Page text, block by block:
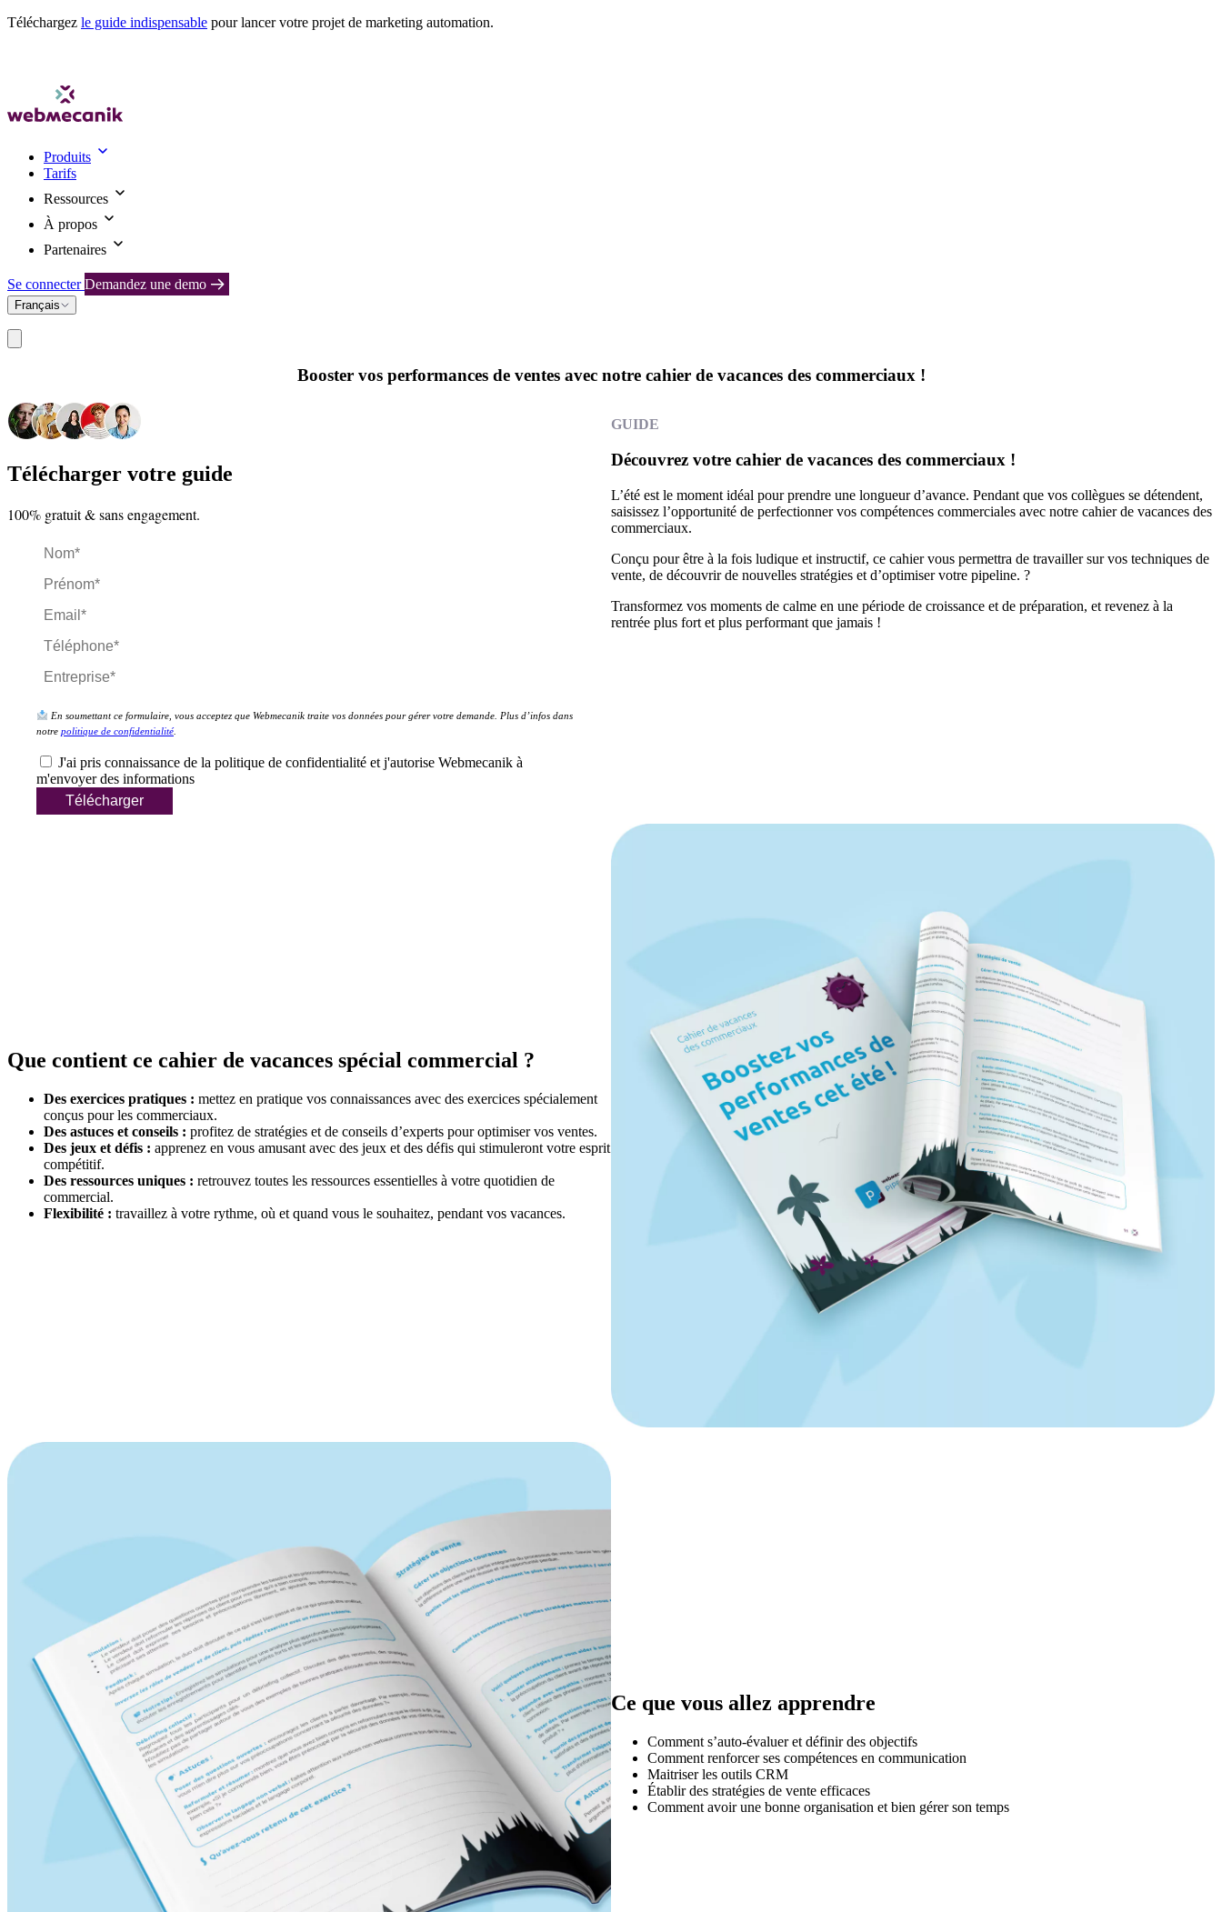
Téléchargez le guide indispensable pour lancer votre projet de marketing automation.
Produits
Tarifs
Ressources
À propos
Partenaires
Se connecterDemandez une demo
Français
Booster vos performances de ventes avec notre cahier de vacances des commerciaux !
Télécharger votre guide
100% gratuit & sans engagement.
En soumettant ce formulaire, vous acceptez que Webmecanik traite vos données pour gérer votre demande. Plus d’infos dans
notre politique de confidentialité
J'ai pris connaissance de la politique de confidentialité et j'autorise Webmecanik à
m'envoyer des informations
Télécharger
GUIDE
Découvrez votre cahier de vacances des commerciaux !
L’été est le moment idéal pour prendre une longueur d’avance. Pendant que vos collègues se détendent,
saisissez l’opportunité de perfectionner vos compétences commerciales avec notre cahier de vacances des
commerciaux.
Conçu pour être à la fois ludique et instructif, ce cahier vous permettra de travailler sur vos techniques de
vente, de découvrir de nouvelles stratégies et d’optimiser votre pipeline. ?
Transformez vos moments de calme en une période de croissance et de préparation, et revenez à la
rentrée plus fort et plus performant que jamais !
Que contient ce cahier de vacances spécial commercial ?
Des exercices pratiques : mettez en pratique vos connaissances avec des exercices spécialement
conçus pour les commerciaux.
Des astuces et conseils : profitez de stratégies et de conseils d’experts pour optimiser vos ventes.
Des jeux et défis : apprenez en vous amusant avec des jeux et des défis qui stimuleront votre esprit
compétitif.
Des ressources uniques : retrouvez toutes les ressources essentielles à votre quotidien de
commercial.
Flexibilité : travaillez à votre rythme, où et quand vous le souhaitez, pendant vos vacances.
Ce que vous allez apprendre
Comment s’auto-évaluer et définir des objectifs
Comment renforcer ses compétences en communication
Maitriser les outils CRM
Établir des stratégies de vente efficaces
Comment avoir une bonne organisation et bien gérer son temps